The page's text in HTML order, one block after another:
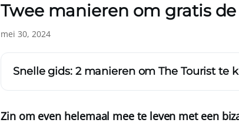
Twee manieren om gratis
mei 30, 2024
Snelle gids: 2 manieren om The Tourist te
Zin om even helemaal mee te leven met een